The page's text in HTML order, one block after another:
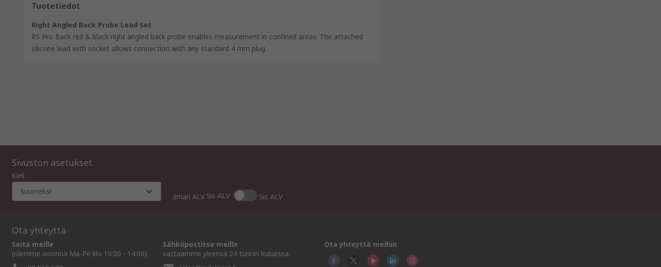
Tuotetiedot
Right Angled Back Probe Lead Set
RS Pro Back red & black right angled back probe enables measurement in confined areas. The attached
silicone lead with socket allows connection with any standard 4 mm plug.
Sivuston asetukset
Kieli
Suomeksi
ilman ALV Sis ALV Sis ALV
Ota yhteyttä
Soita meille
(olemme avoinna Ma-Pe klo 10:00 - 14:00)
Sähköpostitse meille
vastaamme yleensä 24 tunnin kuluessa.
Ota yhteyttä meihin